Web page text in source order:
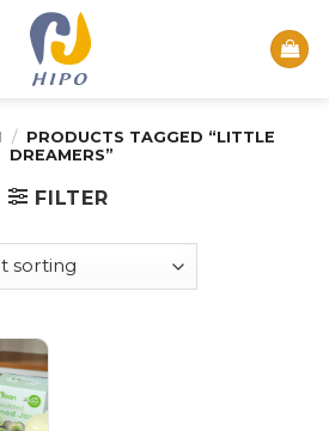
/
PRODUCTS TAGGED “LITTLE
DREAMERS”
FILTER